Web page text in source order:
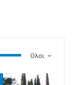
Ολοι